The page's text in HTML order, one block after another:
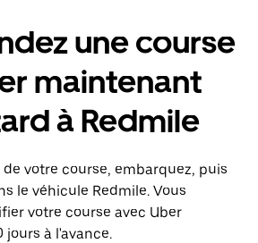
une course
maintenant
à Redmile
votre course, embarquez, puis
le véhicule Redmile. Vous
votre course avec Uber
jours à l'avance.